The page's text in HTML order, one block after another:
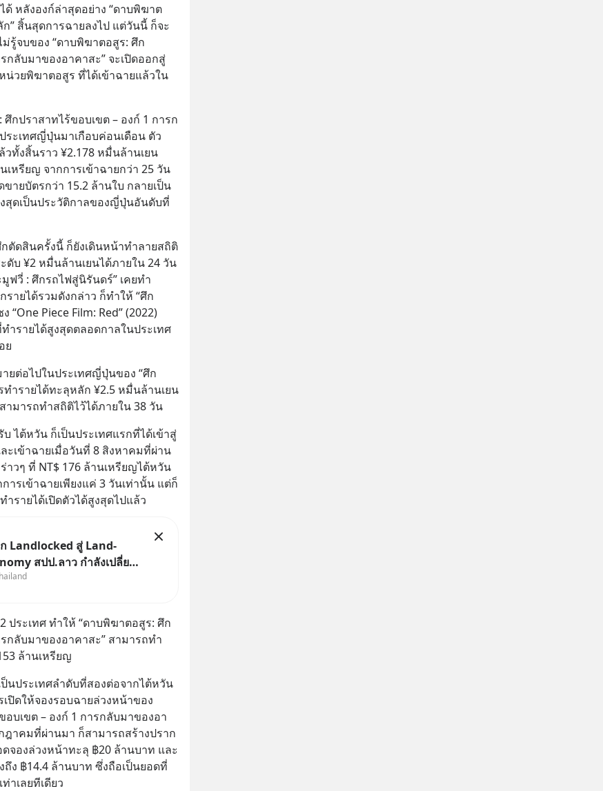
ด้ หลังองก์ล่าสุดอย่าง “ดาบพิฆาต
” สิ้นสุดการฉายลงไป แต่วันนี้ ก็จะ
รู้จบของ “ดาบพิฆาตอสูร: ศึก
กลับมาของอาคาสะ” จะเปิดออกสู่
วยพิฆาตอสูร ที่ได้เข้าฉายแล้วใน
กปราสาทไร้ขอบเขต – องก์ 1 การก
ระเทศญี่ปุ่นมาเกือบค่อนเดือน ตัว
ทั้งสิ้นราว ¥2.178 หมื่นล้านเยน
เหรียญ จากการเข้าฉายกว่า 25 วัน
ายบัตรกว่า 15.2 ล้านใบ กลายเป็น
ดเป็นประวัติกาลของญี่ปุ่นอันดับที่
ตัดสินครั้งนี้ ก็ยังเดินหน้าทำลายสถิติ
ดับ ¥2 หมื่นล้านเยนได้ภายใน 24 วัน
ฟวี่ : ศึกรถไฟสู่นิรันดร์” เคยทำ
ายได้รวมดังกล่าว ก็ทำให้ “ศึก
Piece Film: Red” (2022)
ำรายได้สูงสุดตลอดกาลในประเทศ
ย
ยต่อไปในประเทศญี่ปุ่นของ “ศึก
ำรายได้ทะลุหลัก ¥2.5 หมื่นล้านเยน
มารถทำสถิติไว้ได้ภายใน 38 วัน
ไต้หวัน ก็เป็นประเทศแรกที่ได้เข้าสู่
ะเข้าฉายเมื่อวันที่ 8 สิงหาคมที่ผ่าน
าวๆ ที่ NT$ 176 ล้านเหรียญไต้หวัน
ารเข้าฉายเพียงแค่ 3 วันเท่านั้น แต่ก็
รายได้เปิดตัวได้สูงสุดไปแล้ว
Landlocked สู่ Land-
สปป.ลาว กำลังเปลี่ยน
ระเทศทางผ่าน” สู่
ประเทศ ทำให้ “ดาบพิฆาตอสูร: ศึก
กลับมาของอาคาสะ” สามารถทำ
ล้านเหรียญ
นประเทศลำดับที่สองต่อจากไต้หวัน
ดให้จองรอบฉายล่วงหน้าของ
บเขต – องก์ 1 การกลับมาของอา
ฎาคมที่ผ่านมา ก็สามารถสร้างปราก
จองล่วงหน้าทะลุ ฿20 ล้านบาท และ
ง ฿14.4 ล้านบาท ซึ่งถือเป็นยอดที่
าเลยทีเดียว